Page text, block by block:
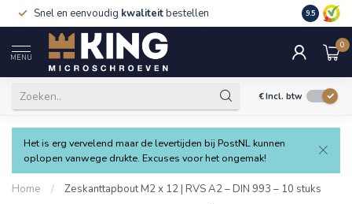
Snel en eenvoudig kwaliteitbestellen 9.5
MENU
0
€Incl. btw
Het is erg vervelend maar de levertijden bij PostNL kunnen
oplopen vanwege drukte. Excuses voor het ongemak!
Home / Zeskanttapbout M2 x 12 | RVS A2 – DIN 993 – 10 stuks